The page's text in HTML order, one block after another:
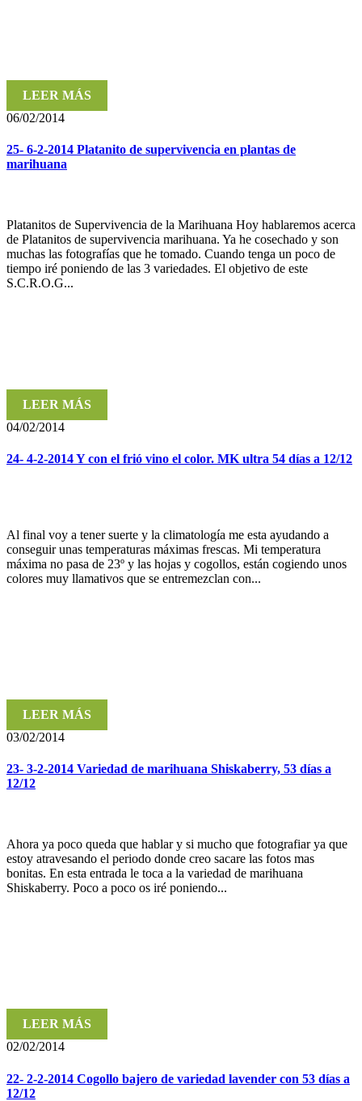
LEER MÁS
06/02/2014
25- 6-2-2014 Platanito de supervivencia en plantas de
marihuana
Platanitos de Supervivencia de la Marihuana Hoy hablaremos acerca
de Platanitos de supervivencia marihuana. Ya he cosechado y son
muchas las fotografías que he tomado. Cuando tenga un poco de
tiempo iré poniendo de las 3 variedades. El objetivo de este
S.C.R.O.G...
LEER MÁS
04/02/2014
24- 4-2-2014 Y con el frió vino el color. MK ultra 54 días a 12/12
Al final voy a tener suerte y la climatología me esta ayudando a
conseguir unas temperaturas máximas frescas. Mi temperatura
máxima no pasa de 23º y las hojas y cogollos, están cogiendo unos
colores muy llamativos que se entremezclan con...
LEER MÁS
03/02/2014
23- 3-2-2014 Variedad de marihuana Shiskaberry, 53 días a
12/12
Ahora ya poco queda que hablar y si mucho que fotografiar ya que
estoy atravesando el periodo donde creo sacare las fotos mas
bonitas. En esta entrada le toca a la variedad de marihuana
Shiskaberry. Poco a poco os iré poniendo...
LEER MÁS
02/02/2014
22- 2-2-2014 Cogollo bajero de variedad lavender con 53 días a
12/12